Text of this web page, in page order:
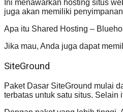
Ini menawarkan hosting situs
juga akan memiliki
Apa itu Shared Hosting –
Jika mau, Anda juga dapat
SiteGround
Paket Dasar SiteGround mulai
terbatas untuk satu situs. Selain